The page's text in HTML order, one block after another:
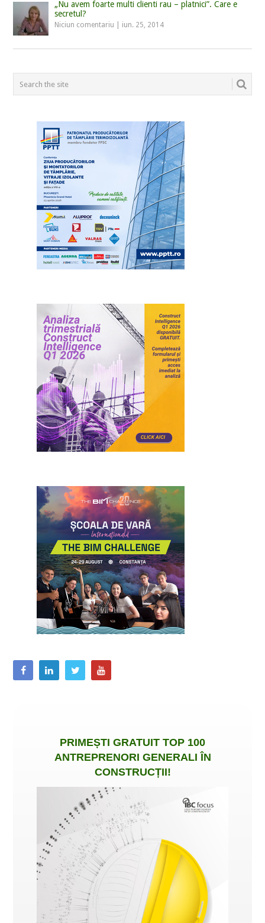
„Nu avem foarte multi clienti rau – platnici”. Care e
secretul?
Niciun comentariu iun. 25, 2014
PRIMEȘTI GRATUIT TOP 100
ANTREPRENORI GENERALI ÎN
CONSTRUCȚII!